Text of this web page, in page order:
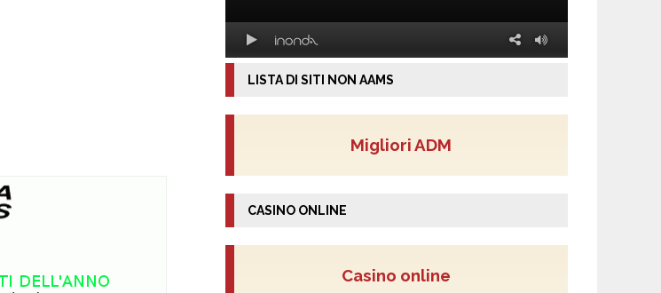
LISTA DI SITI NON AAMS
Migliori ADM
CASINO ONLINE
Casino online